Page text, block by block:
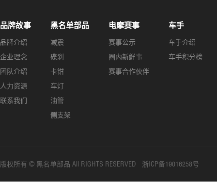
品牌故事
品牌介绍
企业理念
团队介绍
人力资源
联系我们
黑名单部品
减震
碟刹
卡钳
车灯
油管
侧支架
电摩赛事
赛事公示
圈内新鲜事
赛事合作伙伴
车手
车手介绍
车手积分榜
版权所有 © 黑名单部品 All RIGHTS RESERVED 浙ICP备19016258号